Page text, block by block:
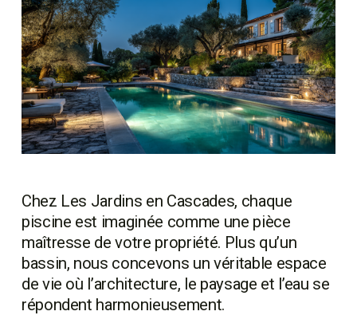
Chez Les Jardins en Cascades, chaque
piscine est imaginée comme une pièce
maîtresse de votre propriété. Plus qu’un
bassin, nous concevons un véritable espace
de vie où l’architecture, le paysage et l’eau se
répondent harmonieusement.